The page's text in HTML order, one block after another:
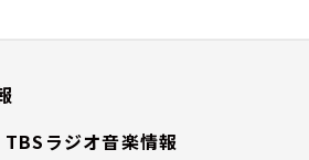
TBSラジオ音楽情報